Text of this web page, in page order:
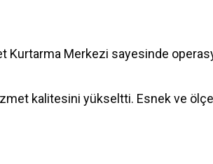
Merkezi sayesinde
kalitesini yükseltti. Esnek ve